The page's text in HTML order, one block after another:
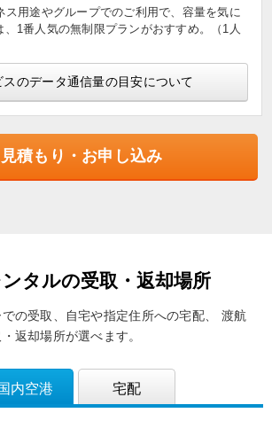
ス用途やグループでのご利用で、容量を気に
1番人気の無制限プランがおすすめ。（1人
スのデータ通信量の目安について
積もり・お申し込み
タルの受取・返却場所
の受取、自宅や指定住所への宅配、
渡航
返却場所が選べます。
内空港 宅配